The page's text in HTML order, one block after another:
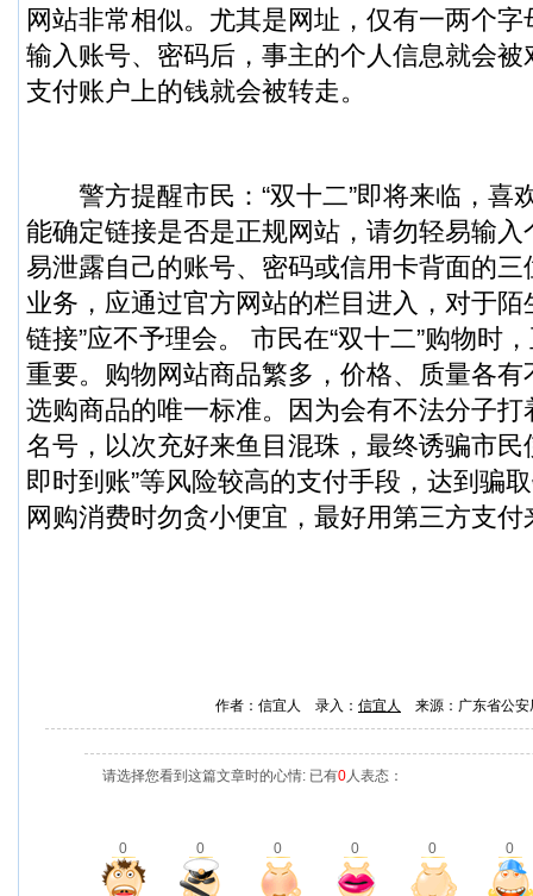
网站非常相似。尤其是网址，仅有一两个
输入账号、密码后，事主的个人信息就会
支付账户上的钱就会被转走。
警方提醒市民：“双十二”即将来临，喜
能确定链接是否是正规网站，请勿轻易输
易泄露自己的账号、密码或信用卡背面的
业务，应通过官方网站的栏目进入，对于陌
链接”应不予理会。 市民在“双十二”购物时
重要。购物网站商品繁多，价格、质量各
选购商品的唯一标准。因为会有不法分子打
名号，以次充好来鱼目混珠，最终诱骗市民
即时到账”等风险较高的支付手段，达到骗
网购消费时勿贪小便宜，最好用第三方支付
作者：信宜人 录入： 信宜人 来源：广东省公
请选择您看到这篇文章时的心情: 已有0人表态：
0 0 0 0 0 0